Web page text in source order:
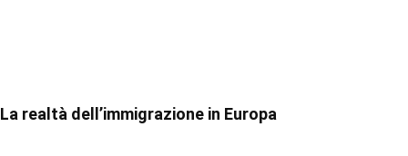
La realtà dell’immigrazione in Europa